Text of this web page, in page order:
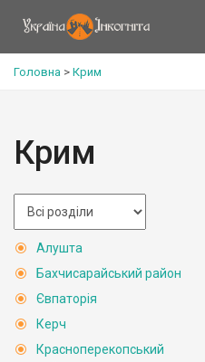
Головна > Крим
Крим
Алушта
Бахчисарайський район
Євпаторія
Керч
Красноперекопський